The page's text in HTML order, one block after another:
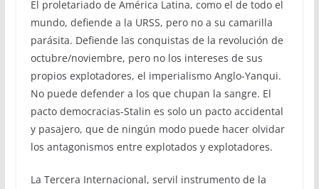
El proletariado de América Latina, como el de todo el
mundo, defiende a la URSS, pero no a su camarilla
parásita. Defiende las conquistas de la revolución de
octubre/noviembre, pero no los intereses de sus
propios explotadores, el imperialismo Anglo-Yanqui.
No puede defender a los que chupan la sangre. El
pacto democracias-Stalin es solo un pacto accidental
y pasajero, que de ningún modo puede hacer olvidar
los antagonismos entre explotados y explotadores.
La Tercera Internacional, servil instrumento de la